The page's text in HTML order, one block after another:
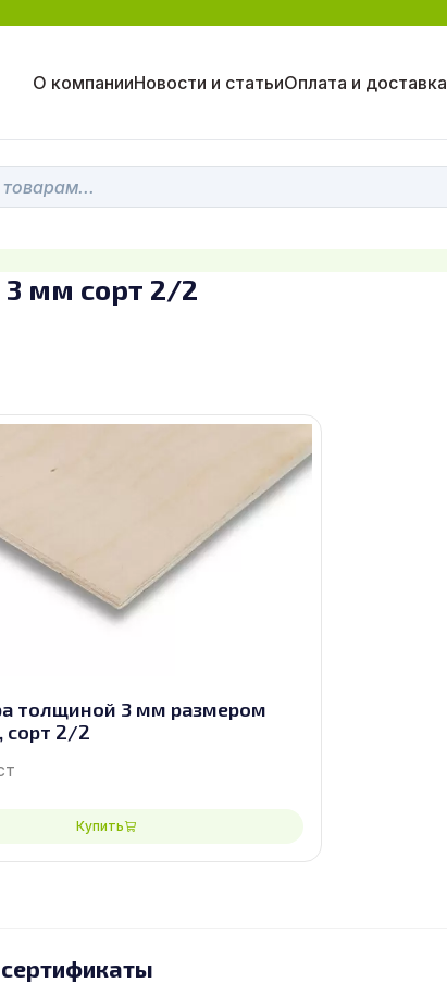
О компанииНовости и статьиОплата и доставка
мм сорт 2/2
толщиной 3 мм размером
сорт 2/2
Купить